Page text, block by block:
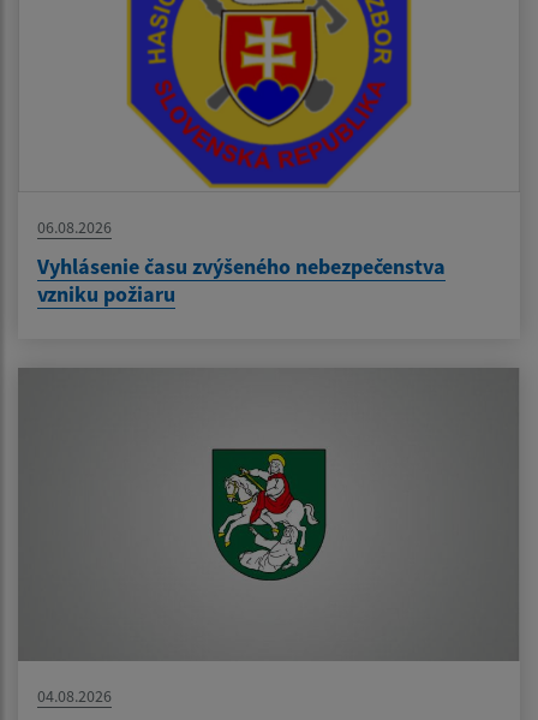
06.08.2026
Vyhlásenie času zvýšeného nebezpečenstva
vzniku požiaru
04.08.2026